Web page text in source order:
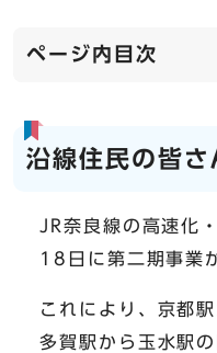
ページ内目次
沿線住民の皆さ
JR奈良線の高速化
18日に第二期事業
これにより、京都
多賀駅から玉水駅